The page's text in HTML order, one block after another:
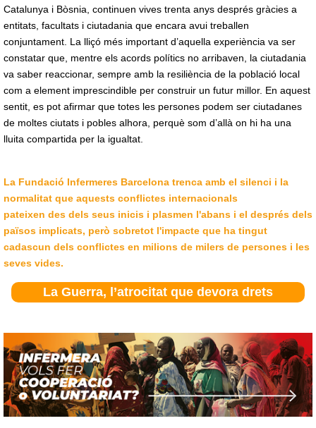
Catalunya i Bòsnia, continuen vives trenta anys després gràcies a
entitats, facultats i ciutadania que encara avui treballen
conjuntament. La lliçó més important d’aquella experiència va ser
constatar que, mentre els acords polítics no arribaven, la ciutadania
va saber reaccionar, sempre amb la resiliència de la població local
com a element imprescindible per construir un futur millor. En aquest
sentit, es pot afirmar que totes les persones podem ser ciutadanes
de moltes ciutats i pobles alhora, perquè som d’allà on hi ha una
lluita compartida per la igualtat.
La Fundació Infermeres Barcelona trenca amb el silenci i la
normalitat que aquests conflictes internacionals
pateixen des dels seus inicis i plasmen l'abans i el després dels
països implicats, però sobretot l'impacte que ha tingut
cadascun dels conflictes en milions de milers de persones i les
seves vides.
La Guerra, l’atrocitat que devora drets